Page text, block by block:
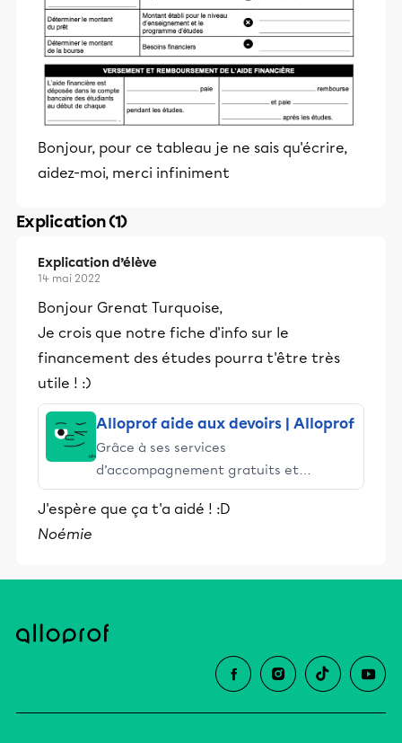
Bonjour, pour ce tableau je ne sais qu'écrire,
aidez-moi, merci infiniment
Explication (1)
Explication d’élève
14 mai 2022
Bonjour Grenat Turquoise,
Je crois que notre fiche d'info sur le
financement des études pourra t'être très
utile ! :)
Alloprof aide aux devoirs | Alloprof
Grâce à ses services
d’accompagnement gratuits et
stimulants, Alloprof engage les élèves
et leurs parents dans la réussite
J'espère que ça t'a aidé ! :D
Noémie